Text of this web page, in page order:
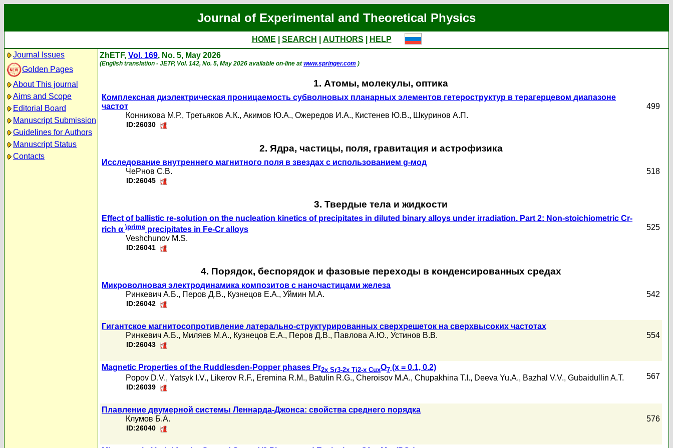
Journal of Experimental and Theoretical Physics
HOME SEARCH AUTHORS
HELP
Journal Issues
Golden Pages
About This journal
Aims and Scope
Editorial Board
Manuscript Submission
Guidelines for Authors
Manuscript Status
Contacts
ZhETF, Vol. 169, No. 5, May 2026
(English translation - JETP, Vol. 142, No. 5, May 2026 available on-line atwww.springer.com )
1. Атомы, молекулы, оптика
Комплексная диэлектрическая проницаемость субволновых планарных элементов гетероструктур в терагерцевом диапазоне
частот
Конникова М.Р., Третьяков А.К., Акимов Ю.А., Ожередов И.А., Кистенев Ю.В., Шкуринов А.П.
ID:26030
499
2. Ядра, частицы, поля, гравитация и астрофизика
Исследование внутреннего магнитного поля в звездах с использованием g-мод
ЧеРнов С.В.
ID:26045
518
3. Твердые тела и жидкости
Effect of ballistic re-solution on the nucleation kinetics of precipitates in diluted binary alloys under irradiation. Part 2: Non-stoichiometric Cr-
rich α \prime precipitates in Fe-Cr alloys
Veshchunov M.S.
ID:26041
525
4. Порядок, беспорядок и фазовые переходы в конденсированных средах
Микроволновая электродинамика композитов с наночастицами железа
Ринкевич А.Б., Перов Д.В., Кузнецов Е.А., Уймин М.А.
ID:26042
542
Гигантское магнитосопротивление латерально-структурированных сверхрешеток на сверхвысоких частотах
Ринкевич А.Б., Миляев М.А., Кузнецов Е.А., Перов Д.В., Павлова А.Ю., Устинов В.В.
ID:26043
554
Magnetic Properties of the Ruddlesden-Popper phases Pr2x Sr3-2x Ti2-x CuxO7 (x = 0.1, 0.2)
Popov D.V., Yatsyk I.V., Likerov R.F., Eremina R.M., Batulin R.G., Cheroisov M.A., Chupakhina T.I., Deeva Yu.A., Bazhal V.V., Gubaidullin A.T.
ID:26039
567
Плавление двумерной системы Леннарда-Джонса: свойства среднего порядка
Клумов Б.А.
ID:26040
576